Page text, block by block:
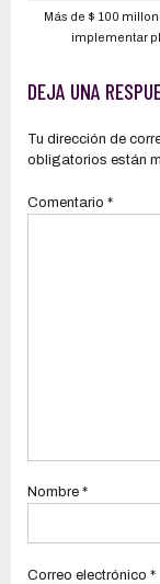
Más de $ 100
implementar
de inicio ha sido
DEJA UNA
Tu dirección de
obligatorios están
Comentario *
Nombre *
Correo electrónico *